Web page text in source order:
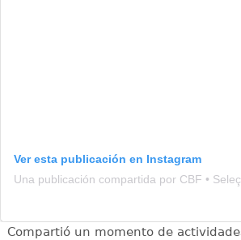
Ver esta publicación en Instagram
Compartió un momento de